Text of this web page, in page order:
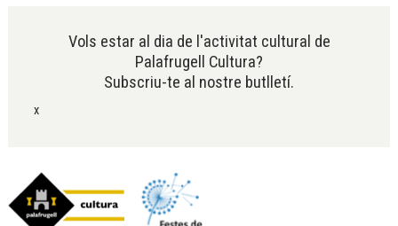
Vols estar al dia de l'activitat cultural de
Palafrugell Cultura?
Subscriu-te al nostre butlletí.
x